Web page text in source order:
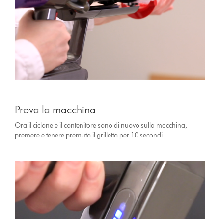
Prova la macchina
Ora il ciclone e il contenitore sono di nuovo sulla macchina,
premere e tenere premuto il grilletto per 10 secondi.